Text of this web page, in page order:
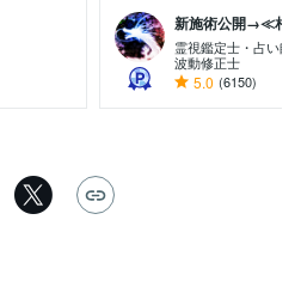
新施術公開→≪相
霊視鑑定士・占い師
波動修正士
5.0 (6150)